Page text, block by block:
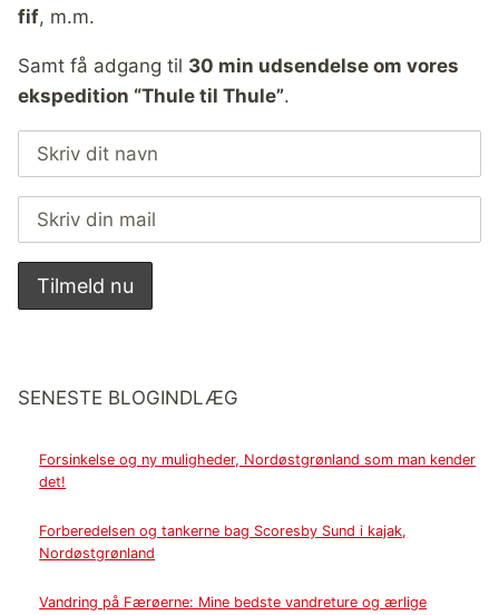
fif, m.m.
Samt få adgang til 30 min udsendelse om vores
ekspedition “Thule til Thule”.
SENESTE BLOGINDLÆG
Forsinkelse og ny muligheder, Nordøstgrønland som man kender
det!
Forberedelsen og tankerne bag Scoresby Sund i kajak,
Nordøstgrønland
Vandring på Færøerne: Mine bedste vandreture og ærlige